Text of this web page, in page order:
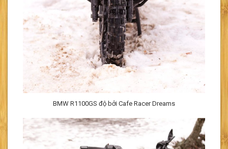
BMW R1100GS độ bởi Cafe Racer Dreams